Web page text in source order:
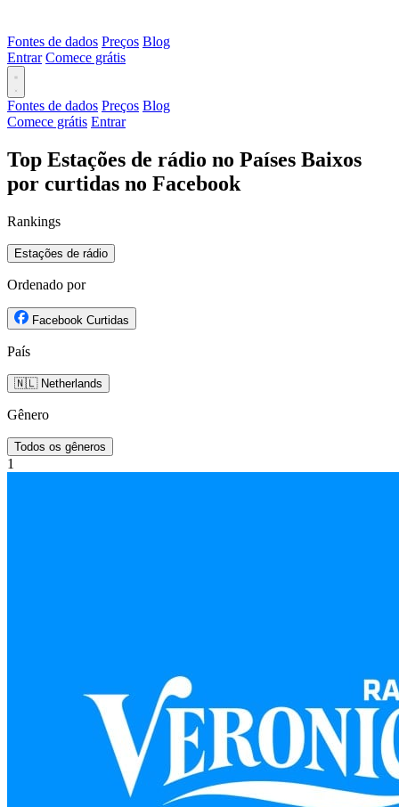
Fontes de dados Preços Blog
Entrar Comece grátis
Fontes de dados Preços Blog
Comece grátis Entrar
Top Estações de rádio no Países Baixos
por curtidas no Facebook
Rankings
Estações de rádio
Ordenado por
Facebook Curtidas
País
🇳🇱 Netherlands
Gênero
Todos os gêneros
1